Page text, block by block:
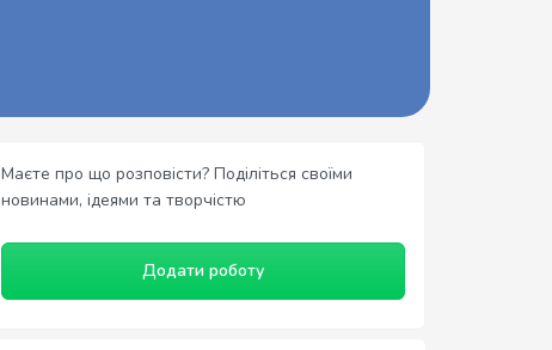
Маєте про що розповісти? Поділіться своїми
новинами, ідеями та творчістю
Додати роботу